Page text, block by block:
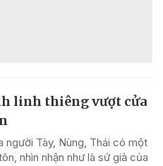
linh thiêng vượt cửa
người Tày, Nùng, Thái có một
nhìn nhận như là sứ giả của